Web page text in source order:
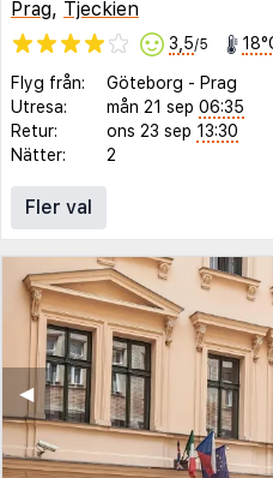
Prag, Tjeckien
3,5/5
Flyg från: Göteborg - Prag
Utresa:
mån 21 sep 06:35
Retur:
ons 23 sep 13:30
Nätter:
2
Fler val
◀︎